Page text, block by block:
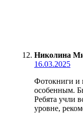
Николина
16.03.2025
Фотокниги и
особенным.
Ребята учли
уровне,